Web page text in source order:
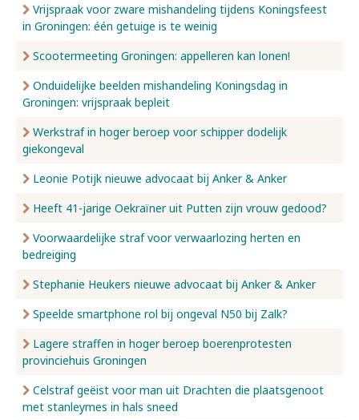
Vrijspraak voor zware mishandeling tijdens Koningsfeest
in Groningen: één getuige is te weinig
Scootermeeting Groningen: appelleren kan lonen!
Onduidelijke beelden mishandeling Koningsdag in
Groningen: vrijspraak bepleit
Werkstraf in hoger beroep voor schipper dodelijk
giekongeval
Leonie Potijk nieuwe advocaat bij Anker & Anker
Heeft 41-jarige Oekraïner uit Putten zijn vrouw gedood?
Voorwaardelijke straf voor verwaarlozing herten en
bedreiging
Stephanie Heukers nieuwe advocaat bij Anker & Anker
Speelde smartphone rol bij ongeval N50 bij Zalk?
Lagere straffen in hoger beroep boerenprotesten
provinciehuis Groningen
Celstraf geëist voor man uit Drachten die plaatsgenoot
met stanleymes in hals sneed